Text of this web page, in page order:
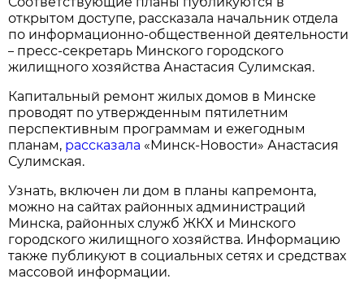
открытом доступе, рассказала начальник отдела
по информационно-общественной деятельности
– пресс-секретарь Минского городского
жилищного хозяйства Анастасия Сулимская.
Капитальный ремонт жилых домов в Минске
проводят по утвержденным пятилетним
перспективным программам и ежегодным
планам, рассказала «Минск-Новости» Анастасия
Сулимская.
Узнать, включен ли дом в планы капремонта,
можно на сайтах районных администраций
Минска, районных служб ЖКХ и Минского
городского жилищного хозяйства. Информацию
также публикуют в социальных сетях и средствах
массовой информации.